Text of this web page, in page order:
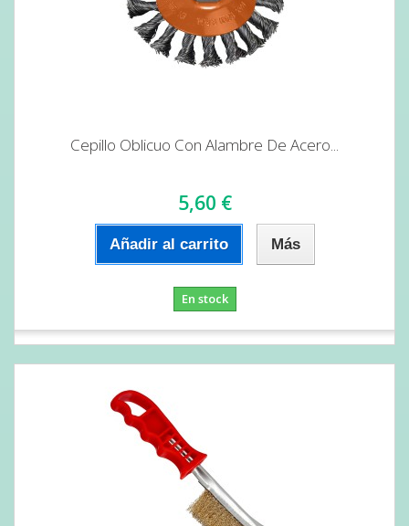
Cepillo Oblicuo Con Alambre De Acero...
5,60 €
Añadir al carrito Más
En stock